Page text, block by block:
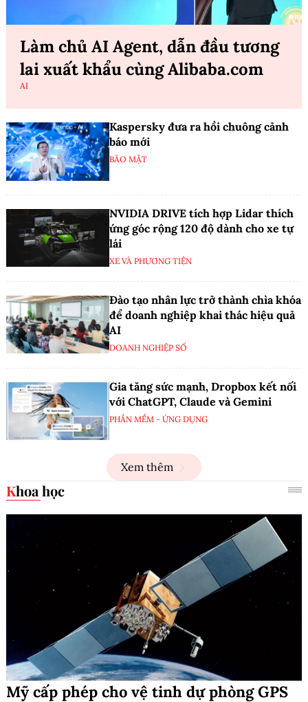
Làm chủ AI Agent, dẫn đầu tương
lai xuất khẩu cùng Alibaba.com
AI
Kaspersky đưa ra hồi chuông cảnh
báo mới
BẢO MẬT
NVIDIA DRIVE tích hợp Lidar thích
ứng góc rộng 120 độ dành cho xe tự
lái
XE VÀ PHƯƠNG TIỆN
Đào tạo nhân lực trở thành chìa khóa
để doanh nghiệp khai thác hiệu quả
AI
DOANH NGHIỆP SỐ
Gia tăng sức mạnh, Dropbox kết nối
với ChatGPT, Claude và Gemini
PHẦN MỀM - ỨNG DỤNG
Xem thêm
Khoa học
Mỹ cấp phép cho vệ tinh dự phòng GPS